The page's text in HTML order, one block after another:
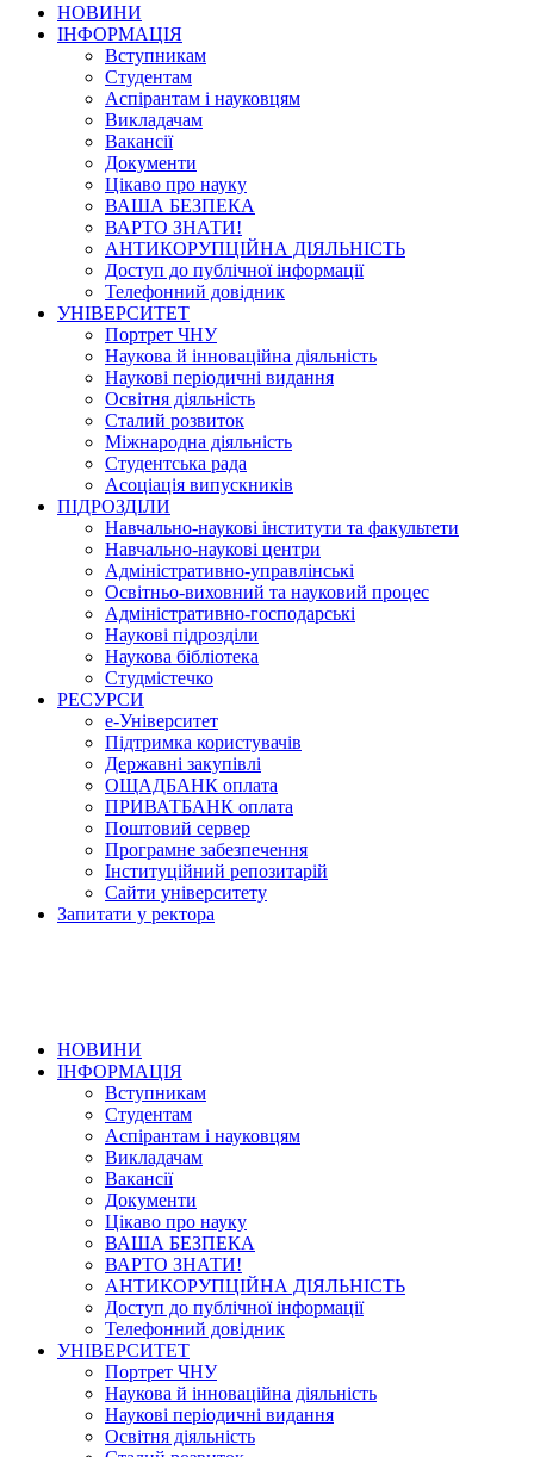
НОВИНИ
ІНФОРМАЦІЯ
Вступникам
Студентам
Аспірантам і науковцям
Викладачам
Вакансії
Документи
Цікаво про науку
ВАША БЕЗПЕКА
ВАРТО ЗНАТИ!
АНТИКОРУПЦІЙНА ДІЯЛЬНІСТЬ
Доступ до публічної інформації
Телефонний довідник
УНІВЕРСИТЕТ
Портрет ЧНУ
Наукова й інноваційна діяльність
Наукові періодичні видання
Освітня діяльність
Сталий розвиток
Міжнародна діяльність
Студентська рада
Асоціація випускників
ПІДРОЗДІЛИ
Навчально-наукові інститути та факультети
Навчально-наукові центри
Адміністративно-управлінські
Освітньо-виховний та науковий процес
Адміністративно-господарські
Наукові підрозділи
Наукова бібліотека
Студмістечко
РЕСУРСИ
е-Університет
Підтримка користувачів
Державні закупівлі
ОЩАДБАНК оплата
ПРИВАТБАНК оплата
Поштовий сервер
Програмне забезпечення
Інституційний репозитарій
Сайти університету
Запитати у ректора
НОВИНИ
ІНФОРМАЦІЯ
Вступникам
Студентам
Аспірантам і науковцям
Викладачам
Вакансії
Документи
Цікаво про науку
ВАША БЕЗПЕКА
ВАРТО ЗНАТИ!
АНТИКОРУПЦІЙНА ДІЯЛЬНІСТЬ
Доступ до публічної інформації
Телефонний довідник
УНІВЕРСИТЕТ
Портрет ЧНУ
Наукова й інноваційна діяльність
Наукові періодичні видання
Освітня діяльність